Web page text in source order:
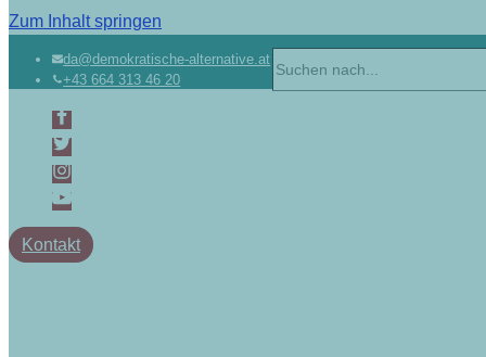
Zum Inhalt springen
da@demokratische-alternative.at
+43 664 313 46 20
Kontakt